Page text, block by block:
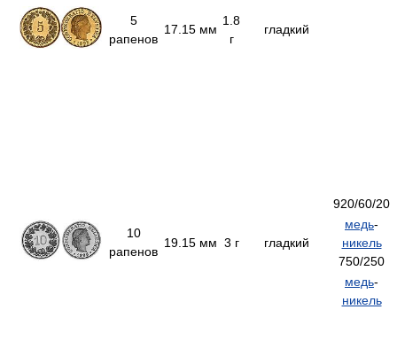
5
рапенов
17.15 мм
1.8
г
гладкий
920/60/20
10
рапенов
19.15 мм 3 г гладкий
медь-
никель
750/250
медь-
никель